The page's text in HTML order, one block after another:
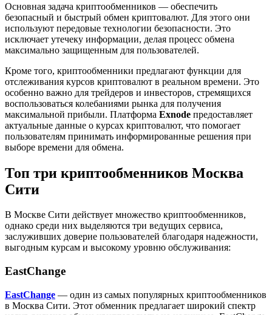
Основная задача криптообменников — обеспечить
безопасный и быстрый обмен криптовалют. Для этого они
используют передовые технологии безопасности. Это
исключает утечеку информации, делая процесс обмена
максимально защищенным для пользователей.
Кроме того, криптообменники предлагают функции для
отслеживания курсов криптовалют в реальном времени. Это
особенно важно для трейдеров и инвесторов, стремящихся
воспользоваться колебаниями рынка для получения
максимальной прибыли. Платформа Exnode предоставляет
актуальные данные о курсах криптовалют, что помогает
пользователям принимать информированные решения при
выборе времени для обмена.
Топ три криптообменников Москва
Сити
В Москве Сити действует множество криптообменников,
однако среди них выделяются три ведущих сервиса,
заслуживших доверие пользователей благодаря надежности,
выгодным курсам и высокому уровню обслуживания:
EastChange
EastChange — один из самых популярных криптообменников
в Москва Сити. Этот обменник предлагает широкий спектр